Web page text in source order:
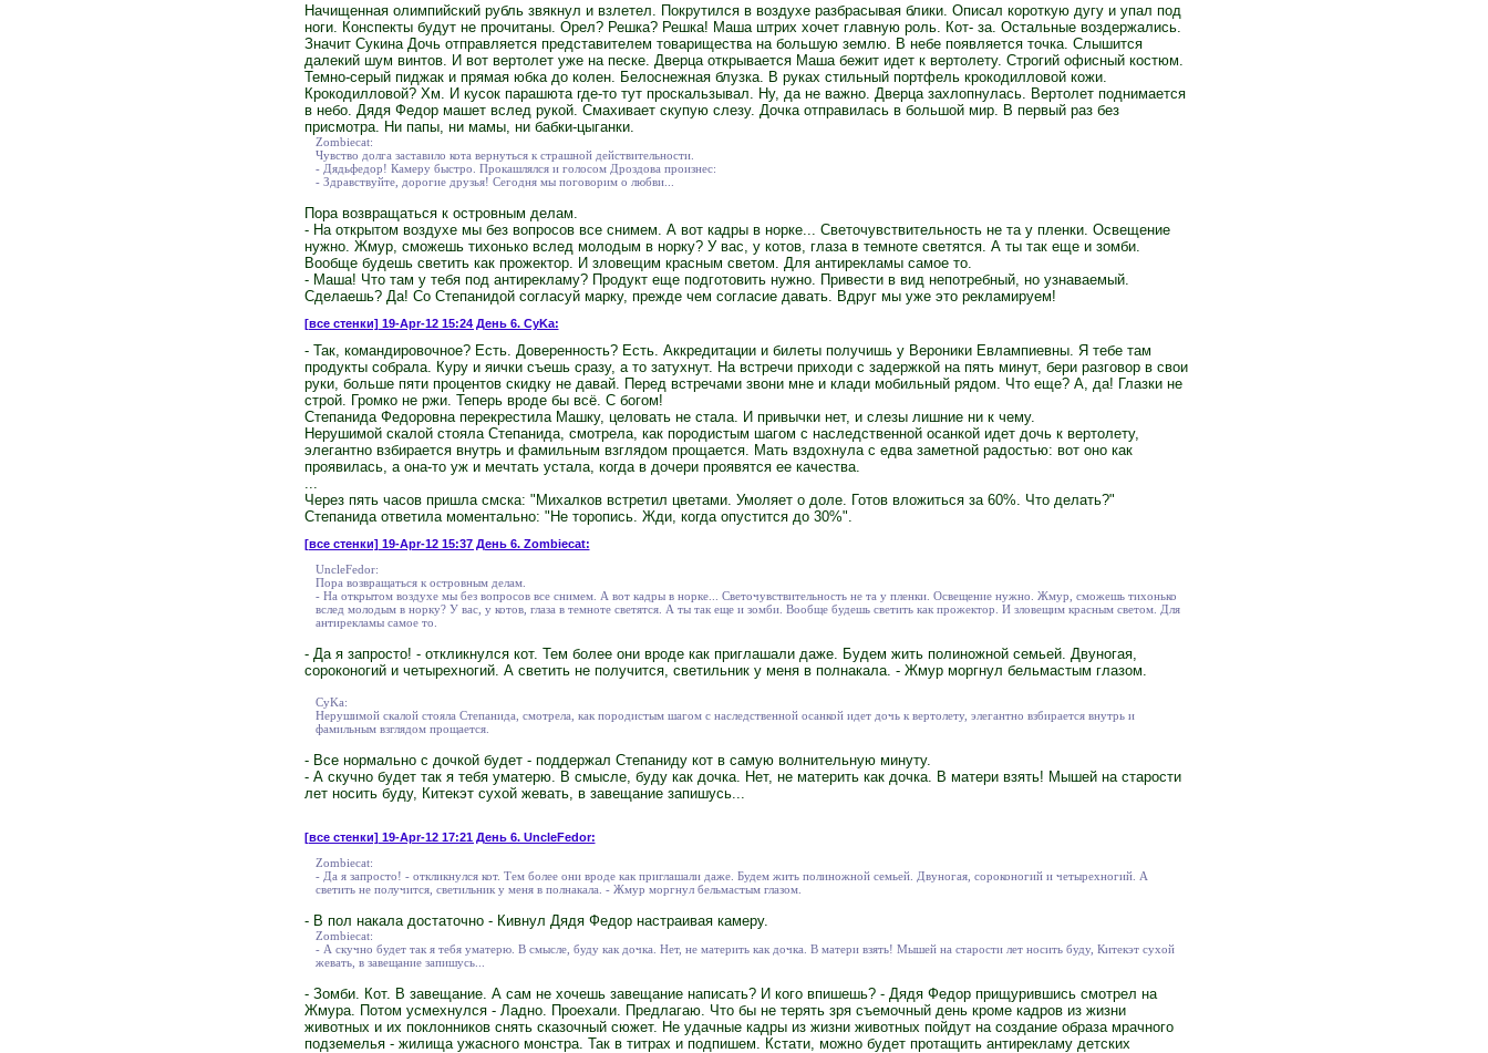
Начищенная олимпийский рубль звякнул и взлетел. Покрутился в воздухе разбрасывая блики. Описал короткую дугу и упал под
ноги. Конспекты будут не прочитаны. Орел? Решка? Решка! Маша штрих хочет главную роль. Кот- за. Остальные воздержались.
Значит Сукина Дочь отправляется представителем товарищества на большую землю. В небе появляется точка. Слышится
далекий шум винтов. И вот вертолет уже на песке. Дверца открывается Маша бежит идет к вертолету. Строгий офисный костюм.
Темно-серый пиджак и прямая юбка до колен. Белоснежная блузка. В руках стильный портфель крокодилловой кожи.
Крокодилловой? Хм. И кусок парашюта где-то тут проскальзывал. Ну, да не важно. Дверца захлопнулась. Вертолет поднимается
в небо. Дядя Федор машет вслед рукой. Смахивает скупую слезу. Дочка отправилась в большой мир. В первый раз без
присмотра. Ни папы, ни мамы, ни бабки-цыганки.
Zombiecat:
Чувство долга заставило кота вернуться к страшной действительности.
- Дядьфедор! Камеру быстро. Прокашлялся и голосом Дроздова произнес:
- Здравствуйте, дорогие друзья! Сегодня мы поговорим о любви...
Пора возвращаться к островным делам.
- На открытом воздухе мы без вопросов все снимем. А вот кадры в норке... Светочувствительность не та у пленки. Освещение
нужно. Жмур, сможешь тихонько вслед молодым в норку? У вас, у котов, глаза в темноте светятся. А ты так еще и зомби.
Вообще будешь светить как прожектор. И зловещим красным светом. Для антирекламы самое то.
- Маша! Что там у тебя под антирекламу? Продукт еще подготовить нужно. Привести в вид непотребный, но узнаваемый.
Сделаешь? Да! Со Степанидой согласуй марку, прежде чем согласие давать. Вдруг мы уже это рекламируем!
[все стенки] 19-Apr-12 15:24 День 6. CyKa:
- Так, командировочное? Есть. Доверенность? Есть. Аккредитации и билеты получишь у Вероники Евлампиевны. Я тебе там
продукты собрала. Куру и яички съешь сразу, а то затухнут. На встречи приходи с задержкой на пять минут, бери разговор в свои
руки, больше пяти процентов скидку не давай. Перед встречами звони мне и клади мобильный рядом. Что еще? А, да! Глазки не
строй. Громко не ржи. Теперь вроде бы всё. С богом!
Степанида Федоровна перекрестила Машку, целовать не стала. И привычки нет, и слезы лишние ни к чему.
Нерушимой скалой стояла Степанида, смотрела, как породистым шагом с наследственной осанкой идет дочь к вертолету,
элегантно взбирается внутрь и фамильным взглядом прощается. Мать вздохнула с едва заметной радостью: вот оно как
проявилась, а она-то уж и мечтать устала, когда в дочери проявятся ее качества.
Через пять часов пришла смска: "Михалков встретил цветами. Умоляет о доле. Готов вложиться за 60%. Что делать?"
Степанида ответила моментально: "Не торопись. Жди, когда опустится до 30%".
[все стенки] 19-Apr-12 15:37 День 6. Zombiecat:
UncleFedor:
Пора возвращаться к островным делам.
- На открытом воздухе мы без вопросов все снимем. А вот кадры в норке... Светочувствительность не та у пленки. Освещение нужно. Жмур, сможешь тихонько
вслед молодым в норку? У вас, у котов, глаза в темноте светятся. А ты так еще и зомби. Вообще будешь светить как прожектор. И зловещим красным светом. Для
антирекламы самое то.
- Да я запросто! - откликнулся кот. Тем более они вроде как приглашали даже. Будем жить полиножной семьей. Двуногая,
сороконогий и четырехногий. А светить не получится, светильник у меня в полнакала. - Жмур моргнул бельмастым глазом.
CyKa:
Нерушимой скалой стояла Степанида, смотрела, как породистым шагом с наследственной осанкой идет дочь к вертолету, элегантно взбирается внутрь и
фамильным взглядом прощается.
- Все нормально с дочкой будет - поддержал Степаниду кот в самую волнительную минуту.
- А скучно будет так я тебя уматерю. В смысле, буду как дочка. Нет, не материть как дочка. В матери взять! Мышей на старости
лет носить буду, Китекэт сухой жевать, в завещание запишусь...
[все стенки] 19-Apr-12 17:21 День 6. UncleFedor:
Zombiecat:
- Да я запросто! - откликнулся кот. Тем более они вроде как приглашали даже. Будем жить полиножной семьей. Двуногая, сороконогий и четырехногий. А
светить не получится, светильник у меня в полнакала. - Жмур моргнул бельмастым глазом.
- В пол накала достаточно - Кивнул Дядя Федор настраивая камеру.
Zombiecat:
- А скучно будет так я тебя уматерю. В смысле, буду как дочка. Нет, не материть как дочка. В матери взять! Мышей на старости лет носить буду, Китекэт сухой
жевать, в завещание запишусь...
- Зомби. Кот. В завещание. А сам не хочешь завещание написать? И кого впишешь? - Дядя Федор прищурившись смотрел на
Жмура. Потом усмехнулся - Ладно. Проехали. Предлагаю. Что бы не терять зря съемочный день кроме кадров из жизни
животных и их поклонников снять сказочный сюжет. Не удачные кадры из жизни животных пойдут на создание образа мрачного
подземелья - жилища ужасного монстра. Так в титрах и подпишем. Кстати, можно будет протащить антирекламу детских